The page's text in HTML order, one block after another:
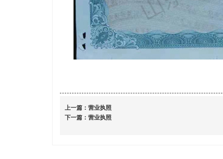
上一篇：营业执照
下一篇：营业执照